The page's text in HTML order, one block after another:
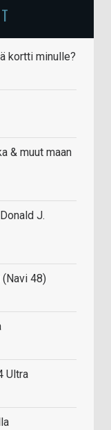
kortti minulle?
& muut maan
J.
(Navi 48)
Ultra